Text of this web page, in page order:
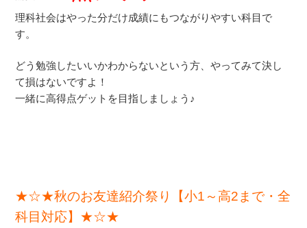
理科社会はやった分だけ成績にもつながりやすい科目で
す。
どう勉強したいいかわからないという方、やってみて決し
て損はないですよ！
一緒に高得点ゲットを目指しましょう♪
★☆★秋のお友達紹介祭り【小1～高2まで・全
科目対応】★☆★